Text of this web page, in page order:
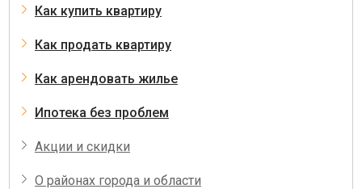
Как купить квартиру
Как продать квартиру
Как арендовать жилье
Ипотека без проблем
Акции и скидки
О районах города и области